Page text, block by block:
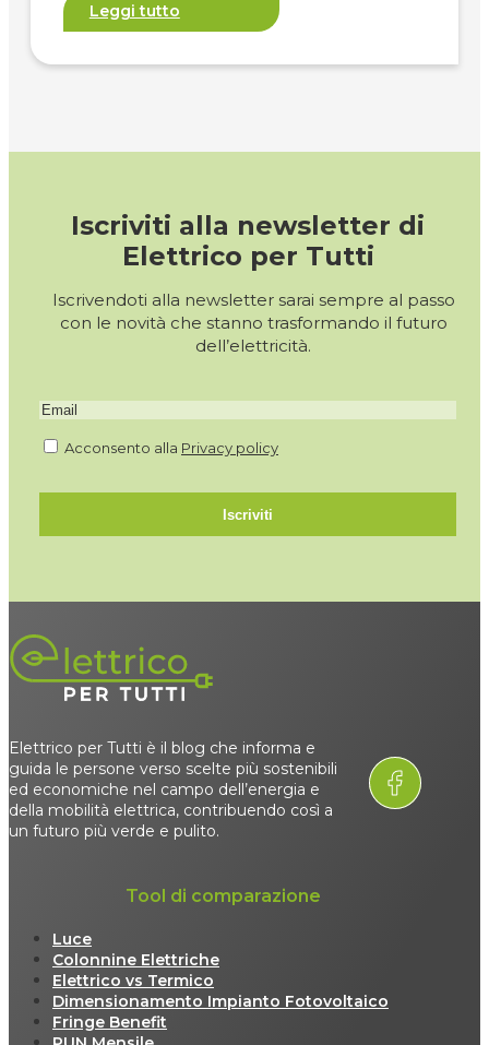
Leggi tutto
Iscriviti alla newsletter di
Elettrico per Tutti
Iscrivendoti alla newsletter sarai sempre al passo
con le novità che stanno trasformando il futuro
dell’elettricità.
Acconsento alla Privacy policy
Iscriviti
Elettrico per Tutti è il blog che informa e
guida le persone verso scelte più sostenibili
ed economiche nel campo dell’energia e
della mobilità elettrica, contribuendo così a
un futuro più verde e pulito.
Tool di comparazione
Luce
Colonnine Elettriche
Elettrico vs Termico
Dimensionamento Impianto Fotovoltaico
Fringe Benefit